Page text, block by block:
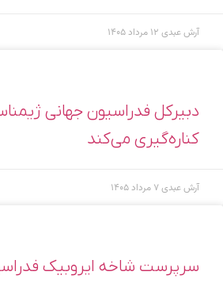
آرش عبدی ۱۲ مرداد ۱۴۰۵
دبیرکل فدراسیون جهانی
کناره‌گیری می‌کند
آرش عبدی۷ مرداد ۱۴۰۵
سرپرست شاخه ایروبیک